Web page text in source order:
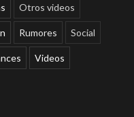
Otros videos
Rumores Social
Videos